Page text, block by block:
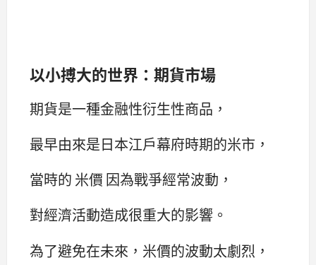
以小搏大的世界：期貨市場
期貨是一種金融性衍生性商品，
最早由來是日本江戶幕府時期的米市，
當時的 米價 因為戰爭經常波動，
對經濟活動造成很重大的影響。
為了避免在未來，米價的波動太劇烈，